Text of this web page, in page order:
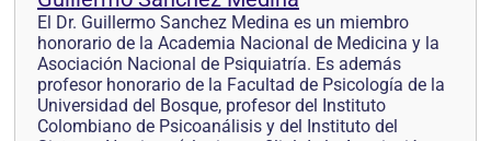
El Dr. Guillermo Sanchez Medina es un miembro
honorario de la Academia Nacional de Medicina y la
Asociación Nacional de Psiquiatría. Es además
profesor honorario de la Facultad de Psicología de la
Universidad del Bosque, profesor del Instituto
Colombiano de Psicoanálisis y del Instituto del